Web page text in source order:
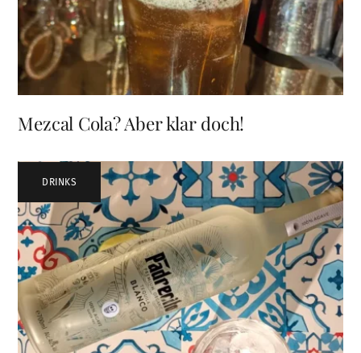
Mezcal Cola? Aber klar doch!
DRINKS